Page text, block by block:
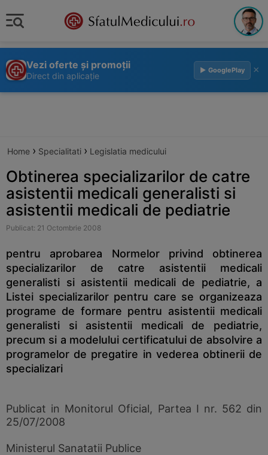
Vezi oferte și promoții
Direct din aplicație
▶ GooglePlay ×
Home › Specialitati › Legislatia medicului
Obtinerea specializarilor de catre
asistentii medicali generalisti si
asistentii medicali de pediatrie
Publicat: 21 Octombrie 2008
pentru aprobarea Normelor privind obtinerea
specializarilor de catre asistentii medicali
generalisti si asistentii medicali de pediatrie, a
Listei specializarilor pentru care se organizeaza
programe de formare pentru asistentii medicali
generalisti si asistentii medicali de pediatrie,
precum si a modelului certificatului de absolvire a
programelor de pregatire in vederea obtinerii de
specializari
Publicat in Monitorul Oficial, Partea I nr. 562 din
25/07/2008
Ministerul Sanatatii Publice